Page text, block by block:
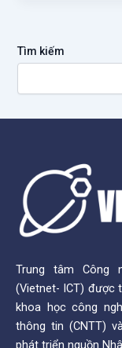
Tìm kiếm
Trung tâm Công
(Vietnet- ICT) được
khoa học công
thông tin (CNTT)
phát triển nguồn